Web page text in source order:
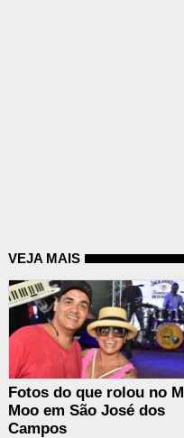
VEJA MAIS
Fotos do que rolou no
Moo em São José dos
Campos